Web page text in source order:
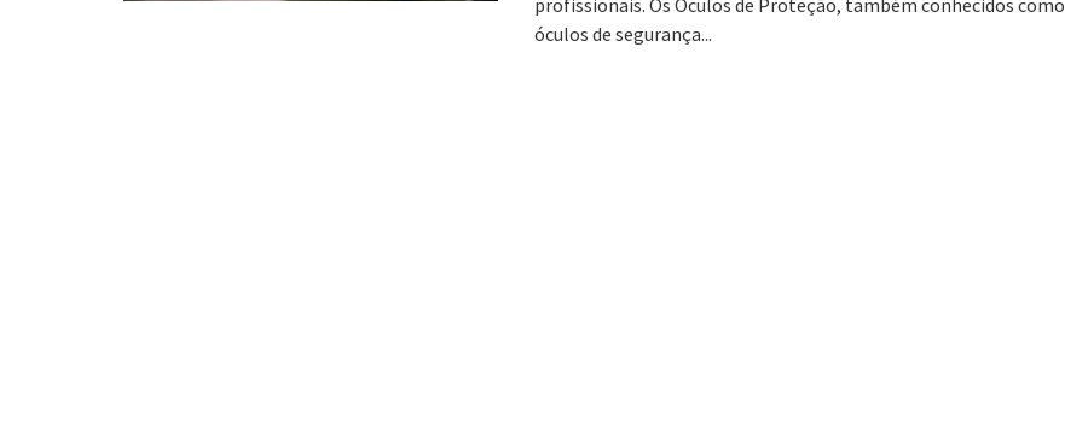
óculos de segurança...